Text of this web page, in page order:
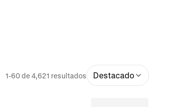
1-60 de 4,621 resultados Destacado